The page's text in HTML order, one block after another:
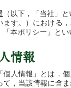
（以下，「当社」
ます。）における
「本ポリシー」とい
情報
個人情報」とは，
て，当該情報に含